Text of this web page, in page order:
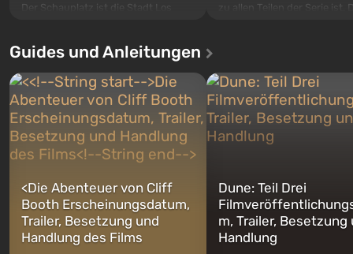
Der Schauplatz ist die Stadt Los
ersten Mal erzählt das Spiel die
Charakteren: Michael, Trevor und
Franklin, zwischen denen Sie
jederzeit...
zu allen Teilen der Serie ist.
nach dem Abwurf von
auf Amerika geöffnet wird.
Guides und Anleitungen
<Die Abenteuer von Cliff
Booth Erscheinungsdatum,
Trailer, Besetzung und
Handlung des Films
Dune: Teil Drei
m, Trailer, Besetzung
Handlung